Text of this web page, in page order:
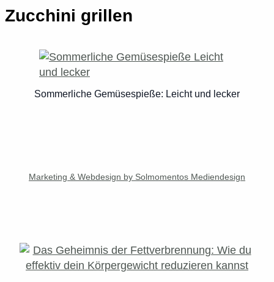
Zucchini grillen
Sommerliche Gemüsespieße: Leicht und lecker
Marketing & Webdesign by Solmomentos Mediendesign